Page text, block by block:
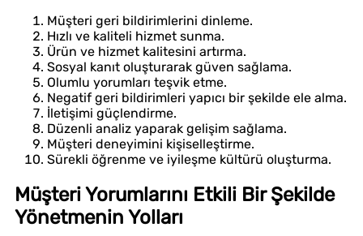
Müşteri geri bildirimlerini dinleme.
Hızlı ve kaliteli hizmet sunma.
Ürün ve hizmet kalitesini artırma.
Sosyal kanıt oluşturarak güven sağlama.
Olumlu yorumları teşvik etme.
Negatif geri bildirimleri yapıcı bir şekilde ele alma.
İletişimi güçlendirme.
Düzenli analiz yaparak gelişim sağlama.
Müşteri deneyimini kişiselleştirme.
Sürekli öğrenme ve iyileşme kültürü oluşturma.
Müşteri Yorumlarını Etkili Bir Şekilde
Yönetmenin Yolları